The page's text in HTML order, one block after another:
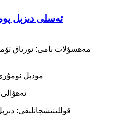
2. مودېل نومۇرى:
3.
4. قوللىنىشچانلىقى: